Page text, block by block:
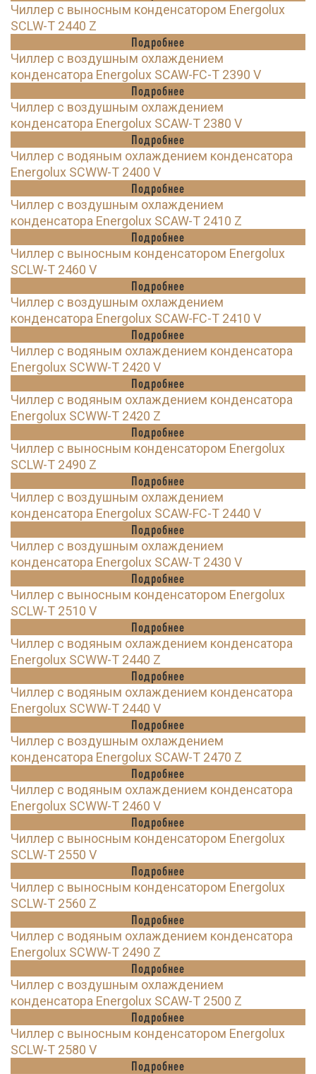
Чиллер с выносным конденсатором Energolux
SCLW-T 2440 Z
Подробнее
Чиллер с воздушным охлаждением
конденсатора Energolux SCAW-FC-T 2390 V
Подробнее
Чиллер с воздушным охлаждением
конденсатора Energolux SCAW-T 2380 V
Подробнее
Чиллер с водяным охлаждением конденсатора
Energolux SCWW-T 2400 V
Подробнее
Чиллер с воздушным охлаждением
конденсатора Energolux SCAW-T 2410 Z
Подробнее
Чиллер с выносным конденсатором Energolux
SCLW-T 2460 V
Подробнее
Чиллер с воздушным охлаждением
конденсатора Energolux SCAW-FC-T 2410 V
Подробнее
Чиллер с водяным охлаждением конденсатора
Energolux SCWW-T 2420 V
Подробнее
Чиллер с водяным охлаждением конденсатора
Energolux SCWW-T 2420 Z
Подробнее
Чиллер с выносным конденсатором Energolux
SCLW-T 2490 Z
Подробнее
Чиллер с воздушным охлаждением
конденсатора Energolux SCAW-FC-T 2440 V
Подробнее
Чиллер с воздушным охлаждением
конденсатора Energolux SCAW-T 2430 V
Подробнее
Чиллер с выносным конденсатором Energolux
SCLW-T 2510 V
Подробнее
Чиллер с водяным охлаждением конденсатора
Energolux SCWW-T 2440 Z
Подробнее
Чиллер с водяным охлаждением конденсатора
Energolux SCWW-T 2440 V
Подробнее
Чиллер с воздушным охлаждением
конденсатора Energolux SCAW-T 2470 Z
Подробнее
Чиллер с водяным охлаждением конденсатора
Energolux SCWW-T 2460 V
Подробнее
Чиллер с выносным конденсатором Energolux
SCLW-T 2550 V
Подробнее
Чиллер с выносным конденсатором Energolux
SCLW-T 2560 Z
Подробнее
Чиллер с водяным охлаждением конденсатора
Energolux SCWW-T 2490 Z
Подробнее
Чиллер с воздушным охлаждением
конденсатора Energolux SCAW-T 2500 Z
Подробнее
Чиллер с выносным конденсатором Energolux
SCLW-T 2580 V
Подробнее